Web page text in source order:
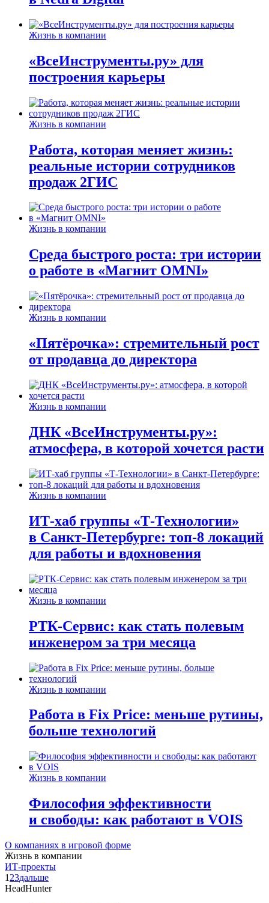
Жизнь в компании
«ВсеИнструменты.ру» для
построения карьеры
Жизнь в компании
Работа, которая меняет жизнь:
реальные истории сотрудников
продаж 2ГИС
Жизнь в компании
Среда быстрого роста: три истории
о работе в «Магнит OMNI»
Жизнь в компании
«Пятёрочка»: стремительный рост
от продавца до директора
Жизнь в компании
ДНК «ВсеИнструменты.ру»:
атмосфера, в которой хочется расти
Жизнь в компании
ИТ-хаб группы «Т-Технологии»
в Санкт-Петербурге: топ-8 локаций
для работы и вдохновения
Жизнь в компании
РТК-Сервис: как стать полевым
инженером за три месяца
Жизнь в компании
Работа в Fix Price: меньше рутины,
больше технологий
Жизнь в компании
Философия эффективности
и свободы: как работают в VOIS
О компаниях в игровой форме
Жизнь в компании
ИТ-проекты
1 23дальше
HeadHunter